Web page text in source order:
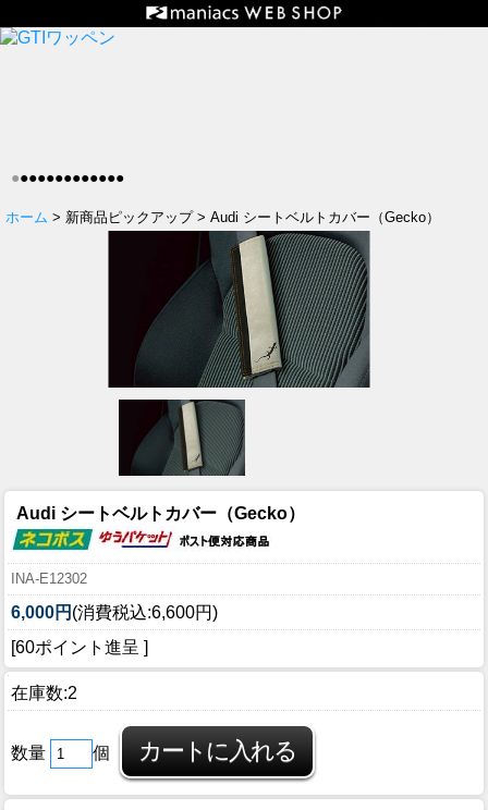
●●●●●●●●●●●●●
ホーム > 新商品ピックアップ > Audi シートベルトカバー（Gecko）
Audi シートベルトカバー（Gecko）
INA-E12302
6,000円 (消費税込:6,600円)
[60ポイント進呈 ]
在庫数:2
数量 個